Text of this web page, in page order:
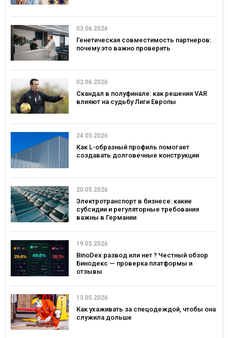
03.06.2026
Генетическая совместимость партнеров:
почему это важно проверить
02.06.2026
Скандал в полуфинале: как решения VAR
влияют на судьбу Лиги Европы
24.05.2026
Как L-образный профиль помогает
создавать долговечные конструкции
20.05.2026
Электротранспорт в бизнесе: какие
субсидии и регуляторные требования
важны в Германии
19.05.2026
BinoDex развод или нет ? Честный обзор
Бинодекс — проверка платформы и
отзывы
13.05.2026
Как ухаживать за спецодеждой, чтобы она
служила дольше